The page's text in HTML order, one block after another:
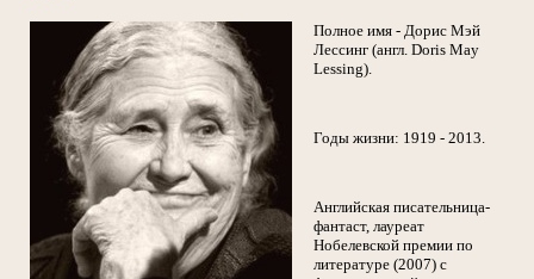
Полное имя - Дорис Мэй
Лессинг (англ. Doris May
Lessing).
Годы жизни: 1919 - 2013.
Английская писательница-
фантаст, лауреат
Нобелевской премии по
литературе (2007) с